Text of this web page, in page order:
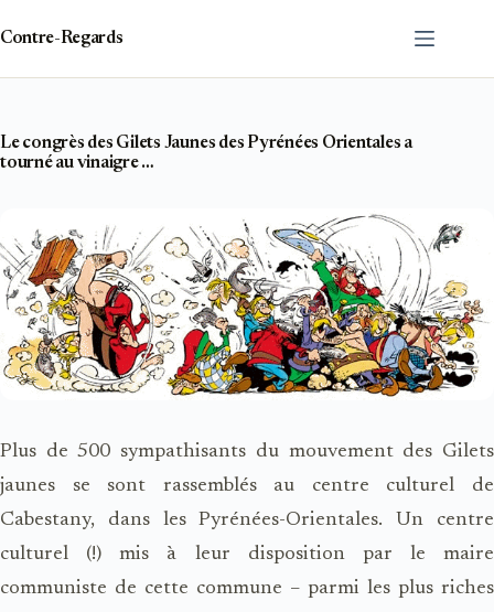
contenu
Contre-Regards
Le congrès des Gilets Jaunes des Pyrénées Orientales a
tourné au vinaigre …
Plus de 500 sympathisants du mouvement des Gilets
jaunes se sont rassemblés au centre culturel de
Cabestany, dans les Pyrénées-Orientales. Un centre
culturel (!) mis à leur disposition par le maire
communiste de cette commune – parmi les plus riches